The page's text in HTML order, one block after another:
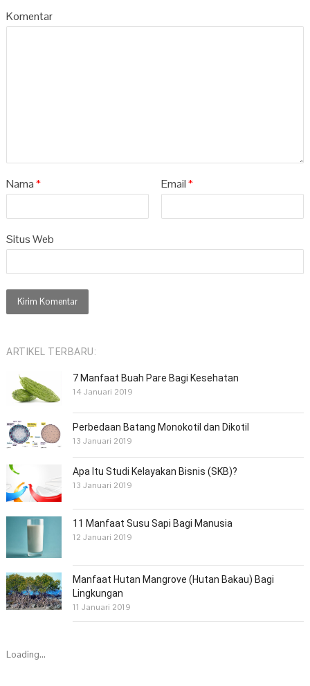
Komentar
Nama* Email*
Situs Web
ARTIKEL TERBARU:
7 Manfaat Buah Pare Bagi Kesehatan
14 Januari 2019
Perbedaan Batang Monokotil dan Dikotil
13 Januari 2019
Apa Itu Studi Kelayakan Bisnis (SKB)?
13 Januari 2019
11 Manfaat Susu Sapi Bagi Manusia
12 Januari 2019
Manfaat Hutan Mangrove (Hutan Bakau) Bagi
Lingkungan
11 Januari 2019
Loading...